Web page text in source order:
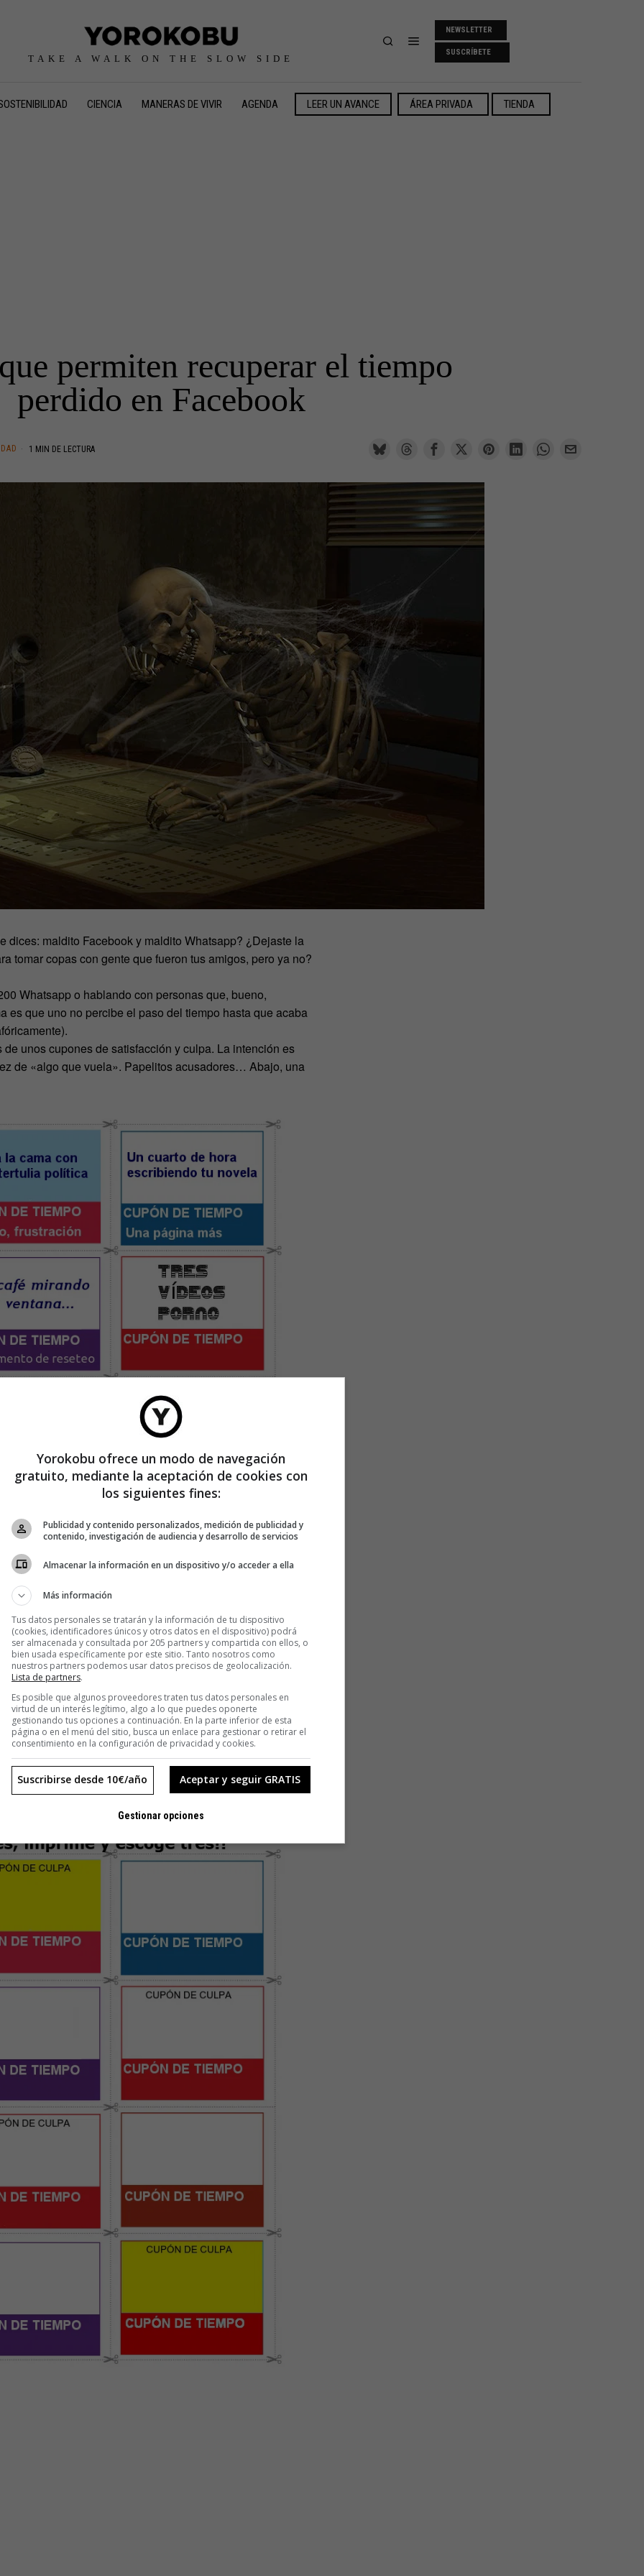
TAKE A WALK ON THE SLOW SIDE
NEWSLETTER
SUSCRÍBETE
CIENCIA MANERAS DE VIVIR AGENDA LEER UN AVANCE ÁREA PRIVADA TIENDA
permiten recuperar el tiempo
perdido en Facebook
1 MIN DE LECTURA
dices: maldito Facebook y maldito Whatsapp? ¿Dejaste la
tomar copas con gente que fueron tus amigos, pero ya no?
Whatsapp o hablando con personas que, bueno,
es que uno no percibe el paso del tiempo hasta que acaba
unos cupones de satisfacción y culpa. La intención es
de «algo que vuela». Papelitos acusadores… Abajo, una
la actividad del momento. Por ejemplo, si es un ratito de
es
un ratito
y en otro, los MALOS (los que hacen sentir mal). Al
tres, nada más. Uno puede escoger dos malos y
día que merezca la pena hacer.
porquería se vaya perdiendo. Lo cierto es que en una tarde
lo hice), en vez de acumular cinco trozos de papel
que uno escoja sus satisfacciones, sus deberes y sus
Yorokobu ofrece un modo de navegación
gratuito, mediante la aceptación de cookies con
los siguientes fines:
Publicidad y contenido personalizados, medición de publicidad y
contenido, investigación de audiencia y desarrollo de servicios
Almacenar la información en un dispositivo y/o acceder a ella
Más información
Tus datos personales se tratarán y la información de tu dispositivo
(cookies, identificadores únicos y otros datos en el dispositivo) podrá
ser almacenada y consultada por 205 partners y compartida con ellos, o
bien usada específicamente por este sitio. Tanto nosotros como
nuestros partners podemos usar datos precisos de geolocalización.
Lista de partners.
Es posible que algunos proveedores traten tus datos personales en
virtud de un interés legítimo, algo a lo que puedes oponerte
gestionando tus opciones a continuación. En la parte inferior de esta
página o en el menú del sitio, busca un enlace para gestionar o retirar el
consentimiento en la configuración de privacidad y cookies.
Aceptar y seguir GRATIS
Suscribirse desde 10€/año
Gestionar opciones